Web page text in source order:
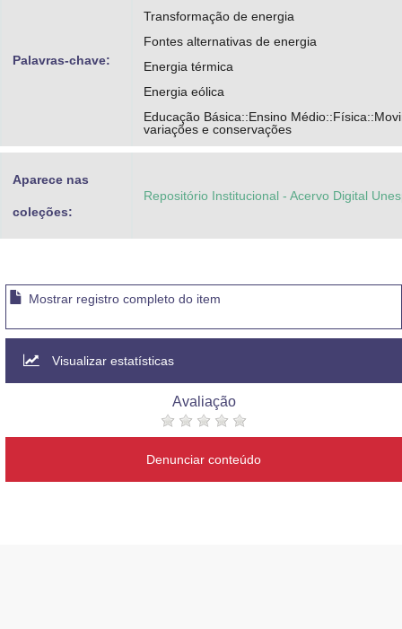
Palavras-chave:
Transformação de energia
Fontes alternativas de energia
Energia térmica
Energia eólica
Educação Básica::Ensino
variações e conservações
Aparece nas
coleções:
Repositório Institucional - Acervo Digital
Mostrar registro completo do item
Visualizar estatísticas
Avaliação
Denunciar conteúdo